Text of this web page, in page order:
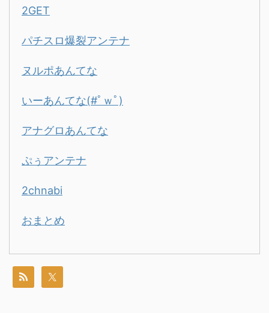
2GET
パチスロ爆裂アンテナ
ヌルポあんてな
いーあんてな(#ﾟｗﾟ)
アナグロあんてな
ぷぅアンテナ
2chnabi
おまとめ